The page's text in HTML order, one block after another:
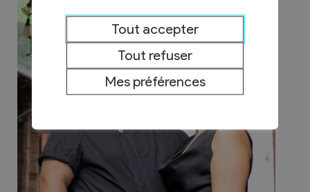
Tout accepter
Tout refuser
Mes préférences